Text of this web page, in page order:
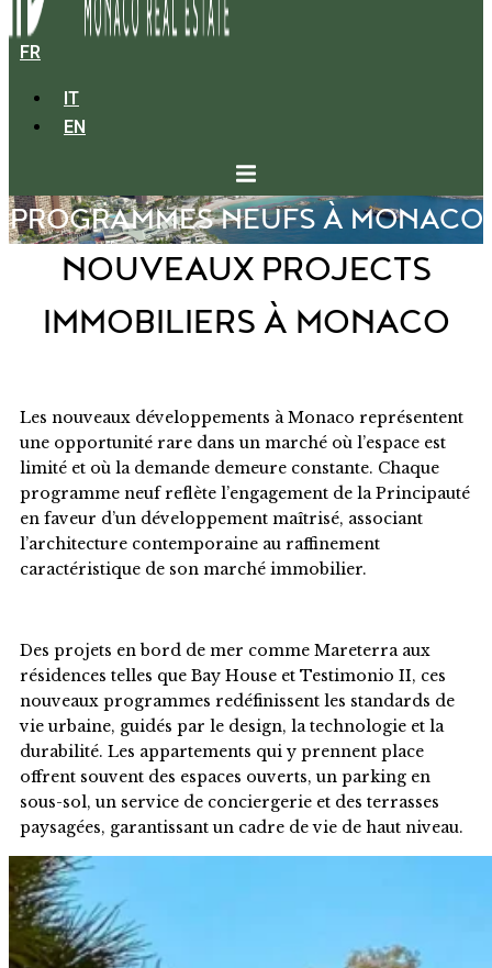
FR
IT
EN
PROGRAMMES NEUFS À MONACO
NOUVEAUX PROJECTS
IMMOBILIERS À MONACO
Les nouveaux développements à Monaco représentent
une opportunité rare dans un marché où l’espace est
limité et où la demande demeure constante. Chaque
programme neuf reflète l’engagement de la Principauté
en faveur d’un développement maîtrisé, associant
l’architecture contemporaine au raffinement
caractéristique de son marché immobilier.
Des projets en bord de mer comme Mareterra aux
résidences telles que Bay House et Testimonio II, ces
nouveaux programmes redéfinissent les standards de
vie urbaine, guidés par le design, la technologie et la
durabilité. Les appartements qui y prennent place
offrent souvent des espaces ouverts, un parking en
sous-sol, un service de conciergerie et des terrasses
paysagées, garantissant un cadre de vie de haut niveau.